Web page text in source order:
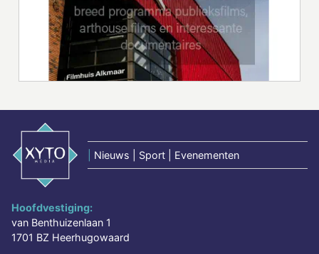
Nieuws | Sport | Evenementen
Hoofdvestiging:
van Benthuizenlaan 1
1701 BZ Heerhugowaard